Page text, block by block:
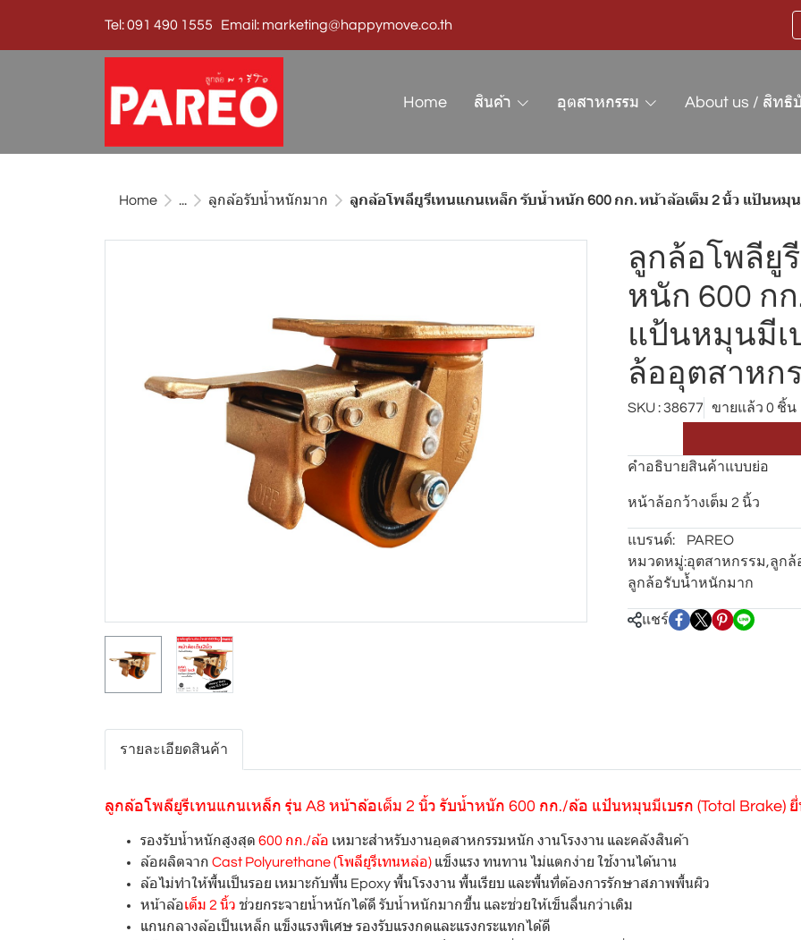
Tel: 091 490 1555 Email: marketing@happymove.co.th
Home สินค้า อุตสาหกรรม About us / สิทธิ
Home ... ลูกล้อรับน้ำหนักมาก ลูกล้อโพลียูรีเทนแกนเหล็ก รับน้ำหนัก 600 กก. หน้าล้อเต็ม 2 นิ้ว แป้นหมุนมีเบรก รุ่
ลูกล้อโพลียู
หนัก 600 ก
แป้นหมุนมีเบ
ล้ออุตสาหก
SKU : 38677 ขายแล้ว 0 ชิ้น
คำอธิบายสินค้าแบบย่อ
หน้าล้อกว้างเต็ม 2 นิ้ว
แบรนด์:
PAREO
หมวดหมู่:อุตสาหกรรม,ลูกล้
ลูกล้อรับน้ำหนักมาก
แชร์
รายละเอียดสินค้า
ลูกล้อโพลียูรีเทนแกนเหล็ก รุ่น A8 หน้าล้อเต็ม 2 นิ้ว รับน้ำหนัก 600 กก./ล้อ แป้นหมุนมีเบรก (Total Brake) ยี่
รองรับน้ำหนักสูงสุด 600 กก./ล้อ เหมาะสำหรับงานอุตสาหกรรมหนัก งานโรงงาน และคลังสินค้า
ล้อผลิตจาก Cast Polyurethane (โพลียูรีเทนหล่อ) แข็งแรง ทนทาน ไม่แตกง่าย ใช้งานได้นาน
ล้อไม่ทำให้พื้นเป็นรอย เหมาะกับพื้น Epoxy พื้นโรงงาน พื้นเรียบ และพื้นที่ต้องการรักษาสภาพพื้นผิว
หน้าล้อเต็ม 2 นิ้ว ช่วยกระจายน้ำหนักได้ดี รับน้ำหนักมากขึ้น และช่วยให้เข็นลื่นกว่าเดิม
แกนกลางล้อเป็นเหล็ก แข็งแรงพิเศษ รองรับแรงกดและแรงกระแทกได้ดี